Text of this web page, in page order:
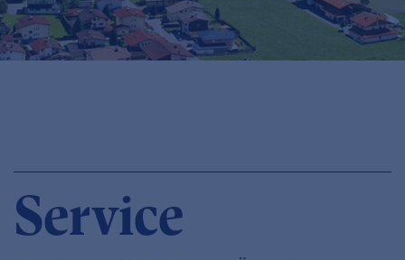
Service